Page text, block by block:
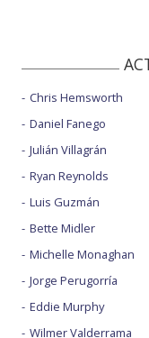
Chris Hemsworth
Daniel Fanego
Julián Villagrán
Ryan Reynolds
Luis Guzmán
Bette Midler
Michelle Monaghan
Jorge Perugorría
Eddie Murphy
Wilmer Valderrama